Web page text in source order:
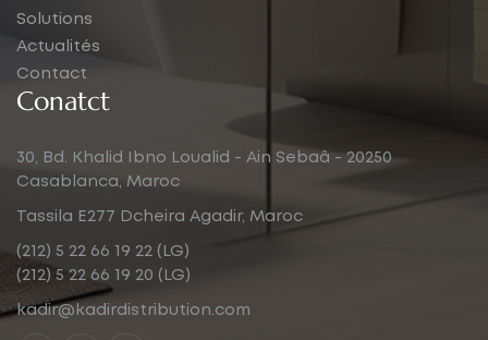
Solutions
Actualités
Contact
Conatct
30, Bd. Khalid Ibno Loualid - Ain Sebaâ - 20250
Casablanca, Maroc
Tassila E277 Dcheira Agadir, Maroc
(212) 5 22 66 19 22 (LG)
(212) 5 22 66 19 20 (LG)
kadir@kadirdistribution.com